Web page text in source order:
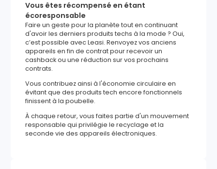
Vous êtes récompensé en étant
écoresponsable
Faire un geste pour la planète tout en continuant
d'avoir les derniers produits techs à la mode ? Oui,
c’est possible avec Leasi. Renvoyez vos anciens
appareils en fin de contrat pour recevoir un
cashback ou une réduction sur vos prochains
contrats.
Vous contribuez ainsi à l'économie circulaire en
évitant que des produits tech encore fonctionnels
finissent à la poubelle.
À chaque retour, vous faites partie d'un mouvement
responsable qui privilégie le recyclage et la
seconde vie des appareils électroniques.